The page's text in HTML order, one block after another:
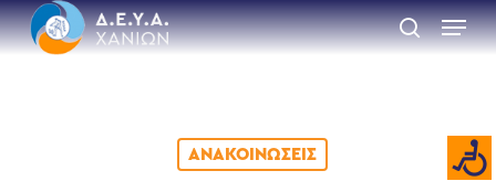
Skip
to
main
search
Menu
ΑΝΑΚΟΙΝΏΣΕΙΣ